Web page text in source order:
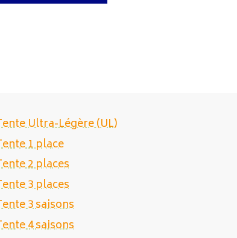
Ultra-Légère (UL)
1 place
2 places
3 places
3 saisons
4 saisons